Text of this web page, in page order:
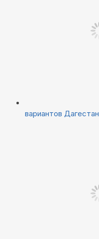
вариантов Дагестан